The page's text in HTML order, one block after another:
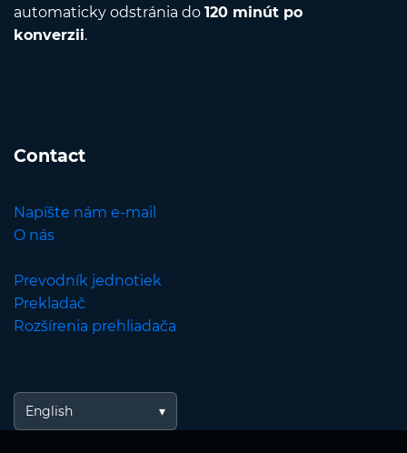
automaticky odstránia do 120 minút po
konverzii.
Contact
Napíšte nám e-mail
O nás
Prevodník jednotiek
Prekladač
Rozšírenia prehliadača
English